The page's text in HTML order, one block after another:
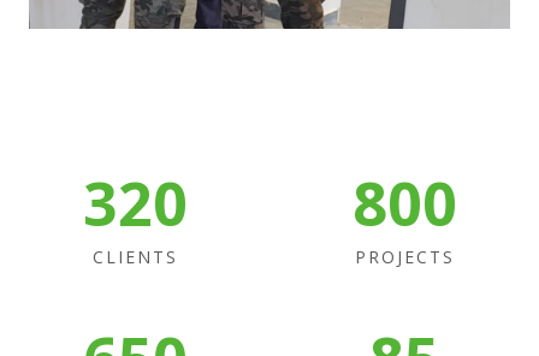
320
CLIENTS
800
PROJECTS